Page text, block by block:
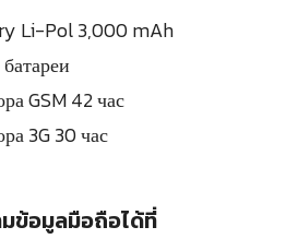
Li-Pol 3,000 mAh
GSM 42 час
3G 30 час
ข้อมูลมือถือได้ที่